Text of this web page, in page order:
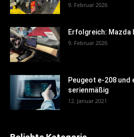
9. Februar 2026
Erfolgreich: Mazda
9. Februar 2026
Peugeot e-208 und
serienmäßig
12. Januar 2021